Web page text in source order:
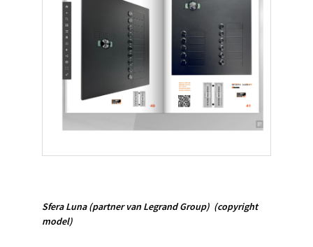
Sfera Luna(partner van Legrand Group) (copyright
model)